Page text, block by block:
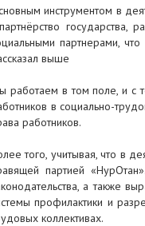
инструментом в
государства,
партнерами,
выше
работаем в том поле, и с
в социально-
работников.
того, учитывая, что в
партией
а также
профилактики и
коллективах.